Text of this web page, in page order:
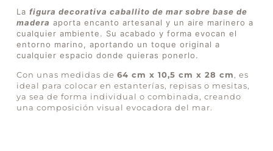
La figura decorativa caballito de mar sobre base de
madera aporta encanto artesanal y un aire marinero a
cualquier ambiente. Su acabado y forma evocan el
entorno marino, aportando un toque original a
cualquier espacio donde quieras ponerlo.
Con unas medidas de 64 cm x 10,5 cm x 28 cm, es
ideal para colocar en estanterías, repisas o mesitas,
ya sea de forma individual o combinada, creando
una composición visual evocadora del mar.